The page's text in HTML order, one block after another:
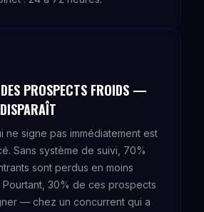
PROSPECTS FROIDS —
ne signe pas immédiatement est
Sans système de suivi, 70%
sont perdus en moins
Pourtant, 30% de ces prospects
— chez un concurrent qui a